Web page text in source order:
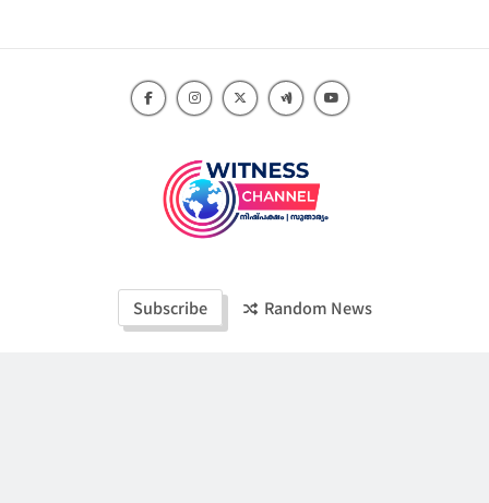
Witness Channel
Subscribe Random News